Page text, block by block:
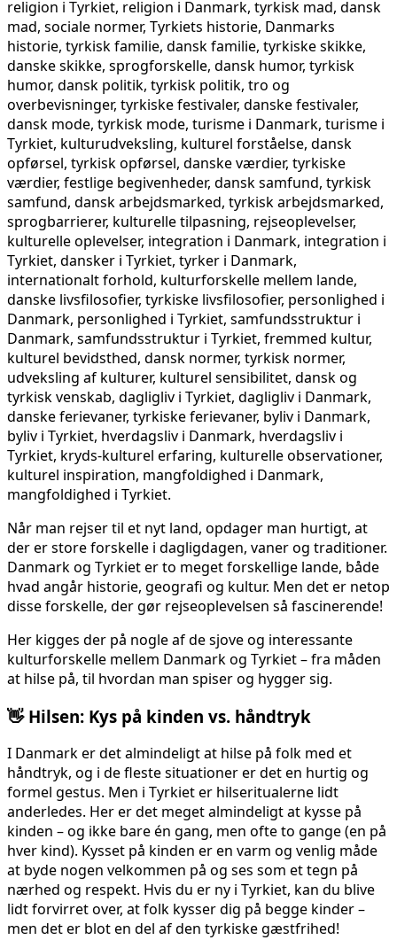
Når man rejser til et nyt land, opdager man hurtigt, at
der er store forskelle i dagligdagen, vaner og traditioner.
Danmark og Tyrkiet er to meget forskellige lande, både
hvad angår historie, geografi og kultur. Men det er netop
disse forskelle, der gør rejseoplevelsen så fascinerende!
Her kigges der på nogle af de sjove og interessante
kulturforskelle mellem Danmark og Tyrkiet – fra måden
at hilse på, til hvordan man spiser og hygger sig.
👋 Hilsen: Kys på kinden vs. håndtryk
I Danmark er det almindeligt at hilse på folk med et
håndtryk, og i de fleste situationer er det en hurtig og
formel gestus. Men i Tyrkiet er hilseritualerne lidt
anderledes. Her er det meget almindeligt at kysse på
kinden – og ikke bare én gang, men ofte to gange (en på
hver kind). Kysset på kinden er en varm og venlig måde
at byde nogen velkommen på og ses som et tegn på
nærhed og respekt. Hvis du er ny i Tyrkiet, kan du blive
lidt forvirret over, at folk kysser dig på begge kinder –
men det er blot en del af den tyrkiske gæstfrihed!